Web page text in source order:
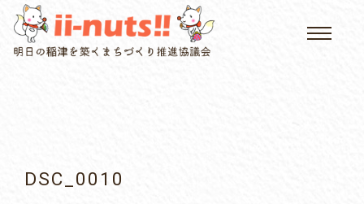
HOME
DSC_0010